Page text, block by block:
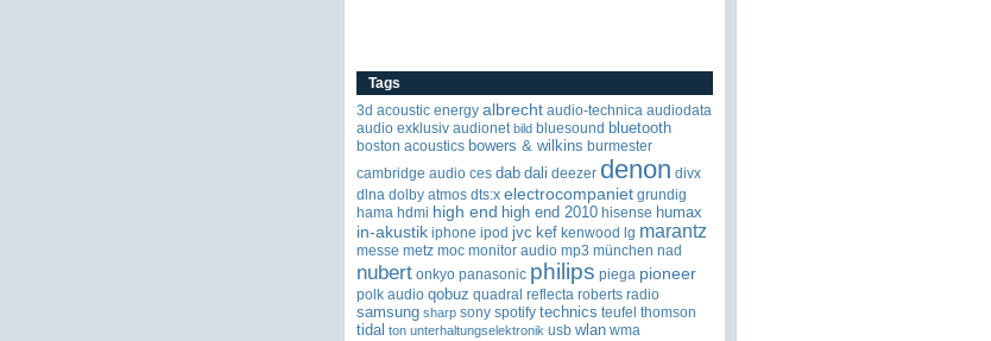
Tags
3d acoustic energy albrecht audio-technica audiodata
audio exklusiv audionet bild bluesound bluetooth
boston acoustics bowers & wilkins burmester
cambridge audio ces dab dali deezer denon divx
dlna dolby atmos dts:x electrocompaniet grundig
hama hdmi high end high end 2010 hisense humax
in-akustik iphone ipod jvc kef kenwood lg marantz
messe metz moc monitor audio mp3 münchen nad
nubert onkyo panasonic philips piega pioneer
polk audio qobuz quadral reflecta roberts radio
samsung sharp sony spotify technics teufel thomson
tidal ton unterhaltungselektronik usb wlan wma